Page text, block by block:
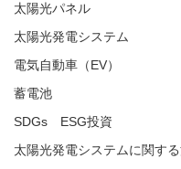
太陽光パネル
太陽光発電システム
電気自動車（EV）
蓄電池
SDGs ESG投資
太陽光発電システムに関す